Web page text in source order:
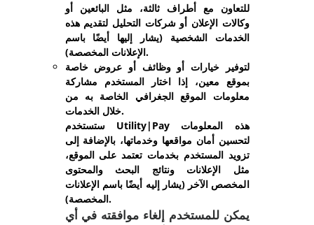
للتعاون مع أطراف ثالثة، مثل البائعين أو
وكالات الإعلان أو شركات التحليل لتقديم هذه
الخدمات الشخصية (يشار إليها أيضًا باسم
الإعلانات المخصصة).
لتوفير خيارات أو وظائف أو عروض خاصة
بموقع معين، إذا اختار المستخدم مشاركة
معلومات الموقع الجغرافي الخاصة به من
خلال الخدمات.
ستستخدم Utility|Pay هذه المعلومات
لتحسين أمان مواقعها وخدماتها، بالإضافة إلى
تزويد المستخدم بخدمات تعتمد على الموقع،
مثل الإعلانات ونتائج البحث والمحتوى
المخصص الآخر (يشار إليه أيضًا باسم الإعلانات
المخصصة).
يمكن للمستخدم إلغاء موافقته في أي